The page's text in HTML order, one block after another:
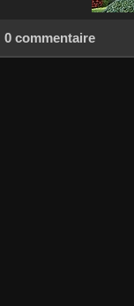
0 commentaire